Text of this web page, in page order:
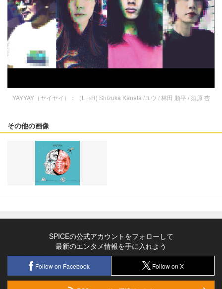
YAYYAY（ヤイヤイ）：（L→R) Shizuka Kanata /ユウ / 林田 順平 / 須原 杏
その他の画像
SPICEの公式アカウントをフォローして
最新のエンタメ情報を手に入れよう
Follow on Facebook Follow on X